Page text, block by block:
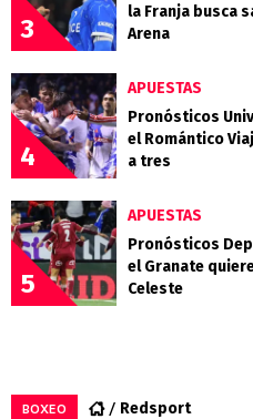
3
la Franja busca
Arena
4
APUESTAS
Pronósticos
el Romántico
a tres
5
APUESTAS
Pronósticos
el Granate
Celeste
BOXEO Redsport